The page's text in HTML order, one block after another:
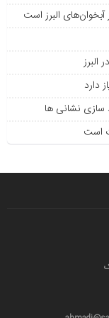
البرز است
دارد
سازی نشانی ها
است